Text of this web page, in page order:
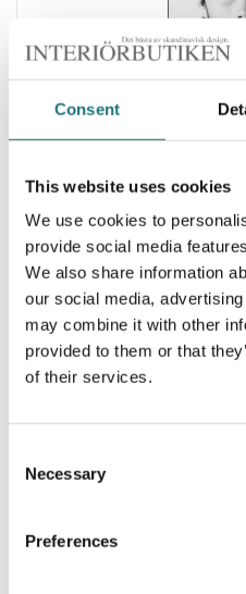
Consent
This website uses cookies
We use cookies to
provide social media
We also share information
our social media,
may combine it with other
provided to them or that
of their services.
Selection
Necessary
Preferences
Markus
Mats Broberg